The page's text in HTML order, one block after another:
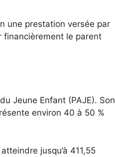
une prestation versée par
financièrement le parent
Jeune Enfant (PAJE). Son
environ 40 à 50 %
jusqu’à 411,55